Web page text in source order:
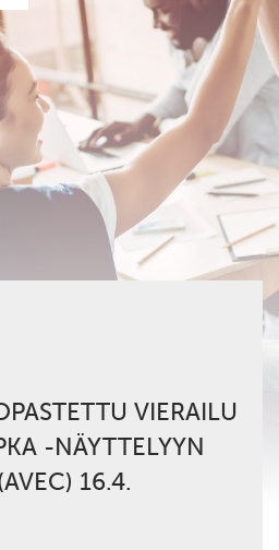
VIERAILU
-NÄYTTELYYN
16.4.